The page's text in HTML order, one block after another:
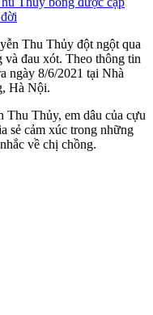
Thu Thủy đột ngột qua
đau xót. Theo thông tin
ngày 8/6/2021 tại Nhà
Hà Nội.
Thu Thủy, em dâu của cựu
sẻ cảm xúc trong những
về chị chồng.